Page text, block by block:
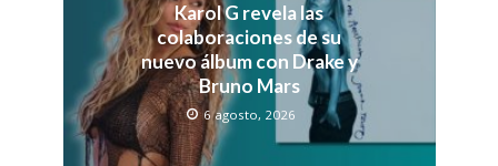
Karol G revela las
colaboraciones de su
nuevo álbum con Drake y
Bruno Mars
6 agosto, 2026